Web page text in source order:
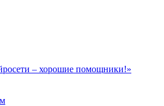
– хорошие помощники!»